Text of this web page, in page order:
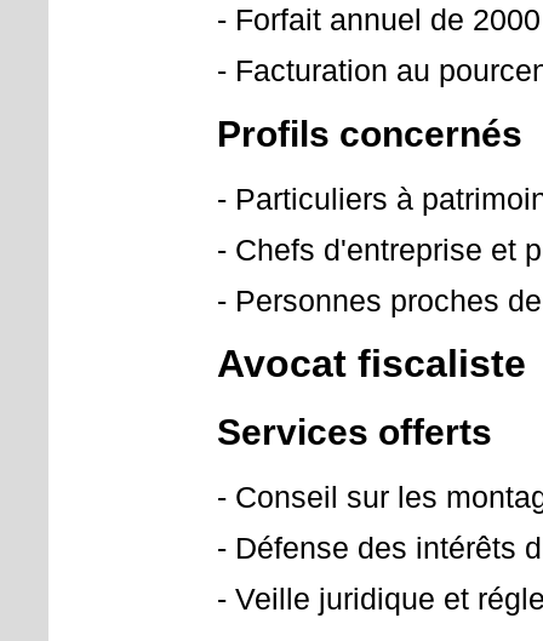
- Forfait annuel de
- Facturation au
Profils concernés
- Particuliers à
- Chefs d'entreprise et
- Personnes proches
Avocat fiscaliste
Services offerts
- Conseil sur les
- Défense des intérêts
- Veille juridique et